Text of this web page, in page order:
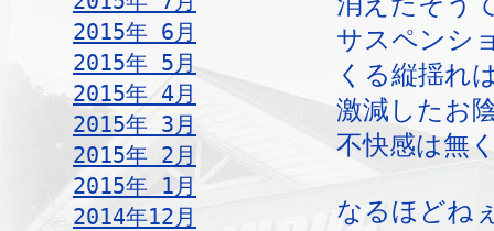
2015年 6月
2015年 5月
2015年 4月
2015年 3月
2015年 2月
2015年 1月
2014年12月
サスペンシ
くる縦揺れ
激減したお
不快感は無
なるほどね